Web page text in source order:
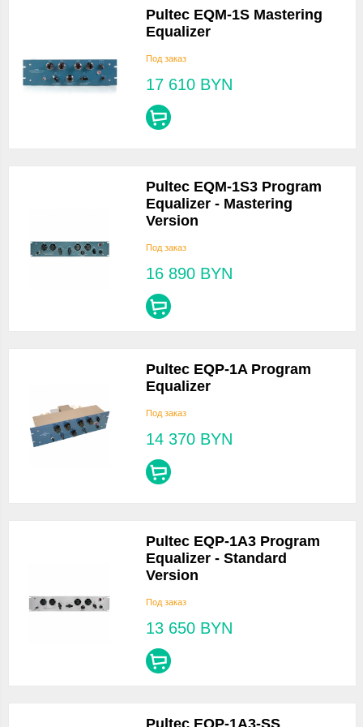
Pultec EQM-1S Mastering
Equalizer
Под заказ
17 610 BYN
Pultec EQM-1S3 Program
Equalizer - Mastering
Version
Под заказ
16 890 BYN
Pultec EQP-1A Program
Equalizer
Под заказ
14 370 BYN
Pultec EQP-1A3 Program
Equalizer - Standard
Version
Под заказ
13 650 BYN
Pultec EQP-1A3-SS